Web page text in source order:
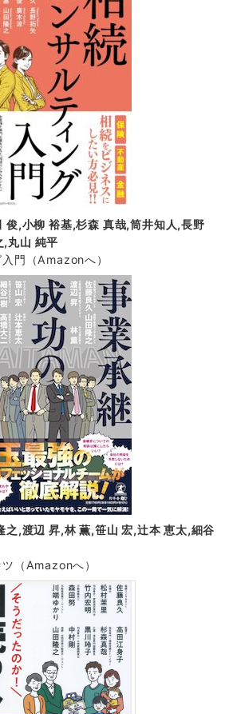
俊,小柳 裕基,杉森 真哉,筒井知人,長野
,丸山 純平
門 （Amazonへ）
之,渡辺 昇,林 薫,笹山 宏,辻本 恵太,細谷
（Amazonへ）